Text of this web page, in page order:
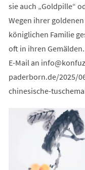
sie auch „Goldpille“
Wegen ihrer
königlichen Familie
oft in ihren
E-Mail an info
paderborn.de/2025/
chinesische-